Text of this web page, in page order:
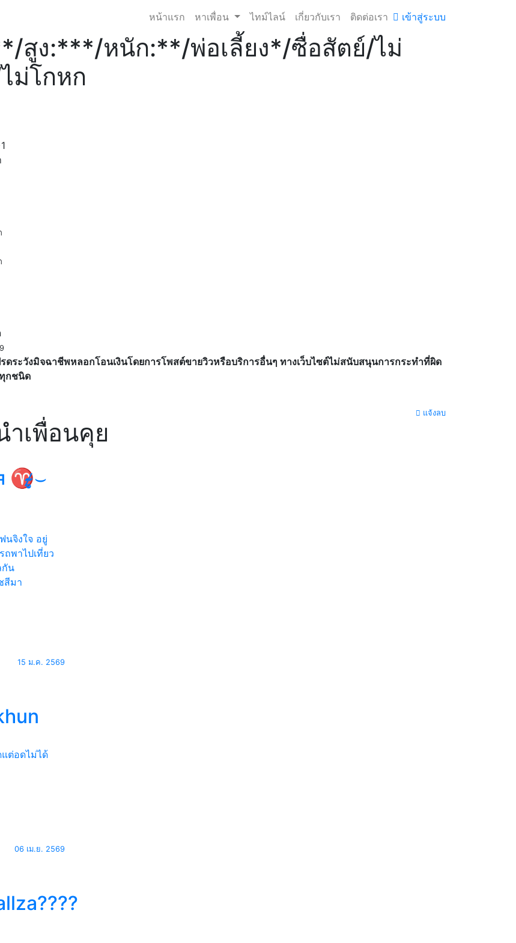
หน้าแรก หาเพื่อน ไทม์ไลน์ เกี่ยวกับเรา ติดต่อเรา เข้าสู่ระบบ
สูง:***/หนัก:**/พ่อเลี้ยง*/ซื่อสัตย์/ไม่
ม่โกหก
ดระวังมิจฉาชีพหลอกโอนเงินโดยการโพสต์ขายวิวหรือบริการอื่นๆ ทางเว็บไซต์ไม่สนับสนุนการกระทำที่ผิด
กชนิด
แจ้งลบ
ำเพื่อนคุย
♈̷̴̷̴̣̥⌣
นจิงใจ อยู่
พาไปเที่ยว
กัน
สีมา
15 ม.ค. 2569
ต่อดไม่ได้
06 เม.ย. 2569